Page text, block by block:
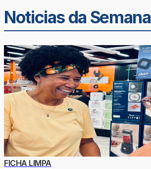
Noticias da Semana
FICHA LIMPA